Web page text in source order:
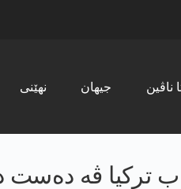
نھێنی جیھان ناڤین
ترکیا ڤە دەست